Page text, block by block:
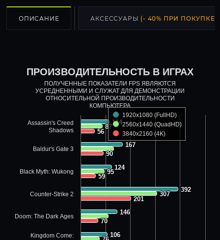
ОПИСАНИЕ АКСЕССУАРЫ (- 40% ПРИ ПОКУПКЕ
ПРОИЗВОДИТЕЛЬНОСТЬ В ИГРАХ
ПОЛУЧЕННЫЕ ПОКАЗАТЕЛИ FPS ЯВЛЯЮТСЯ
УСРЕДНЕННЫМИ И СЛУЖАТ ДЛЯ ДЕМОНСТРАЦИИ
ОТНОСИТЕЛЬНОЙ ПРОИЗВОДИТЕЛЬНОСТИ
КОМПЬЮТЕРА
114
114
167
167
124
124
392
392
146
146
106
106
87
87
95
95
307
307
56
56
90
90
59
59
201
201
70
70
1920x1080 (FullHD)
2560x1440 (QuadHD)
3840x2160 (4K)
Assassin's Creed
Shadows
Baldur's Gate 3
Black Myth: Wukong
Counter-Strike 2
Doom: The Dark Ages
Kingdom Come: